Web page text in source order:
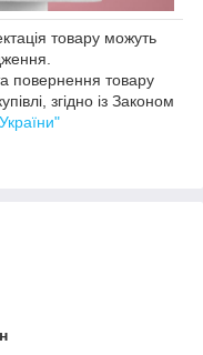
товару можуть
повернення товару
згідно із Законом